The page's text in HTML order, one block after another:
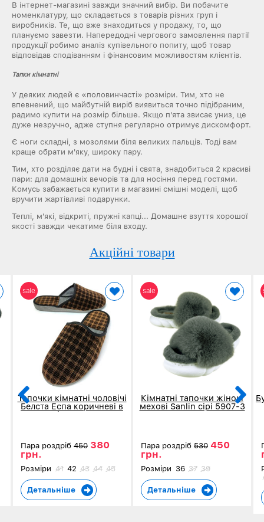
В інтернет-магазині завжди значний вибір. Ви побачите
номенклатуру, що складається з товарів різних груп і
виробників. Те, що вже знаходиться у продажу, то, що
плануємо завезти. Напередодні чергового замовлення партії
продукції робимо аналіз купівельного попиту, щоб товар
відповідав сподіванням і фінансовим можливостям клієнтів.
Тапки кімнатні
У деяких людей є «половинчасті» розміри. Тим, хто не
впевнений, що майбутній виріб виявиться точно підібраним,
радимо купити на розмір більше. Якщо п'ята звисає униз, це
дуже незручно, адже ступня регулярно отримує дискомфорт.
Є ноги складні, з мозолями біля великих пальців. Тоді вам
краще обрати м'яку, широку пару.
Тим, хто розділяє дати на будні і свята, знадобиться 2 красиві
пари: для домашніх вечорів та для носіння перед гостями.
Комусь забажається купити в магазині смішні моделі, щоб
вручити жартівливі подарунки.
Теплі, м'які, відкриті, пружні капці... Домашнє взуття хорошої
якості завжди чекатиме біля входу.
Акційні товари
Тапочки кімнатні чоловічі
Белста Еспа коричневі в
клітку 4002
Пара роздріб 450 380
грн.
Розміри 41 42 43 44 45
Детальніше
sale
Кімнатні тапочки жіночі
мехові Sanlin сірі 5907-3
Пара роздріб 530 450
грн.
Розміри 36 37 39
Детальніше
sale